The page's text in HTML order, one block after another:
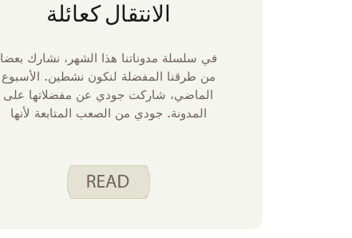
الانتقال كعائلة
في سلسلة مدوناتنا هذا الشهر، نشارك بعضا
من طرقنا المفضلة لنكون نشطين. الأسبوع
الماضي، شاركت جودي عن مفضلاتها على
المدونة. جودي من الصعب المتابعة لأنها
بذكاء. الموقع الإلكتروني كدليل. لست محترفا
في النشاط النشط، لكنني أحاول تحريك